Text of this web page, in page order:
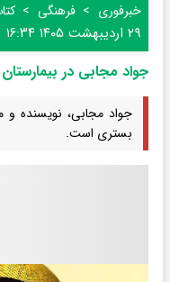
خبرفوری فرهنگی
۲۹ اردیبهشت ۱۴۰۵ ۱۶:۳۴
جواد مجابی در بیمارستان
جواد مجابی، نویسنده و
بستری است.